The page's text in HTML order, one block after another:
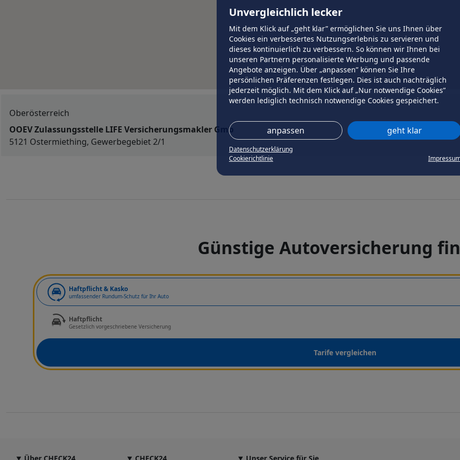
Unvergleichlich lecker
Mit dem Klick auf „geht klar” ermöglichen Sie uns Ihnen über
Cookies ein verbessertes Nutzungserlebnis zu servieren und
dieses kontinuierlich zu verbessern. So können wir Ihnen bei
unseren Partnern personalisierte Werbung und passende
Angebote anzeigen. Über „anpassen” können Sie Ihre
persönlichen Präferenzen festlegen. Dies ist auch nachträglich
jederzeit möglich. Mit dem Klick auf „Nur notwendige Cookies”
werden lediglich technisch notwendige Cookies gespeichert.
anpassen geht klar
Datenschutzerklärung
Cookierichtlinie
Oberösterreich
OOEV Zulassungsstelle LIFE Versicherungsmakler Gmb
5121 Ostermiething, Gewerbegebiet 2/1
Günstige Autoversicherung
Haftpflicht & Kasko
umfassender Rundum-Schutz für Ihr Auto
Haftpflicht
Gesetzlich vorgeschriebene Versicherung
Tarife vergleichen